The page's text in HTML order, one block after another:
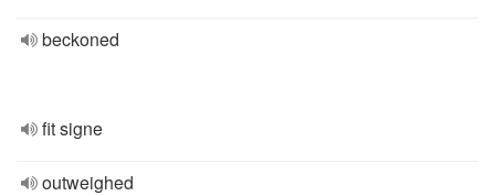
beckoned
fit signe
outweighed